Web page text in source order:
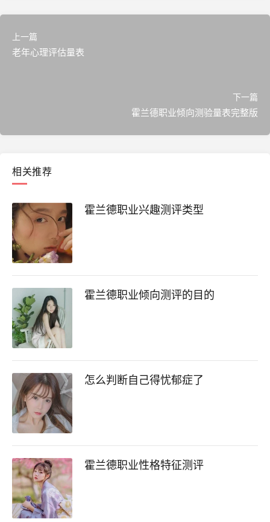
上一篇
老年心理评估量表
下一篇
霍兰德职业倾向测验量表完整版
相关推荐
霍兰德职业兴趣测评类型
霍兰德职业倾向测评的目的
怎么判断自己得忧郁症了
霍兰德职业性格特征测评